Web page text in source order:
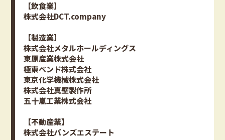
【飲食業】
株式会社DCT.company
【製造業】
株式会社メタルホールディングス
東原産業株式会社
極東ベンド株式会社
東京化学機械株式会社
株式会社真壁製作所
五十嵐工業株式会社
【不動産業】
株式会社バンズエステート